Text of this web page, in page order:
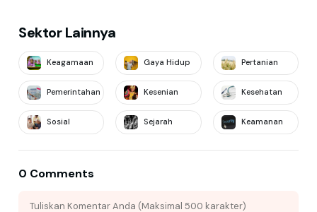
Sektor Lainnya
Keagamaan Gaya Hidup Pertanian
Pemerintahan Kesenian Kesehatan
Sosial Sejarah Keamanan
0 Comments